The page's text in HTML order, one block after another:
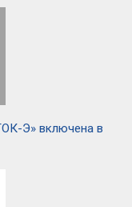
Э» включена в